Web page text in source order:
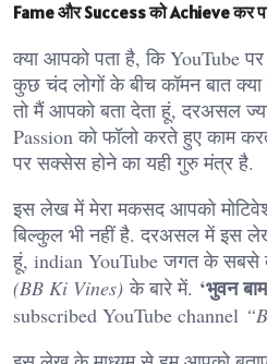
Fame और Success को Achieve कर
क्या आपको पता है, कि YouTube
कुछ चंद लोगों के बीच कॉमन बात
तो मैं आपको बता देता हूं, दरअसल
Passion को फॉलो करते हुए काम
पर सक्सेस होने का यही गुरु मंत्र है.
इस लेख में मेरा मकसद आपको
बिल्कुल भी नहीं है. दरअसल में इस
हूं, indian YouTube जगत के सबसे
(BB Ki Vines) के बारे में. ‘भुवन
subscribed YouTube channel